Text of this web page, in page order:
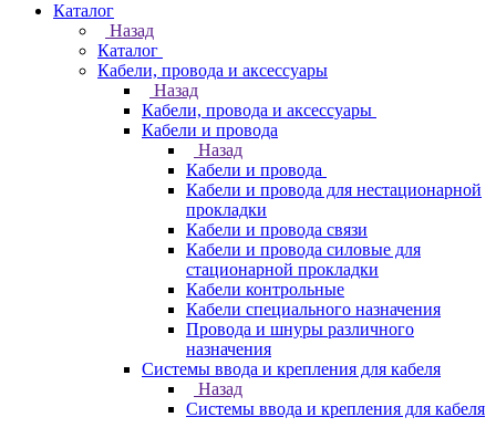
Каталог
Назад
Каталог
Кабели, провода и аксессуары
Назад
Кабели, провода и аксессуары
Кабели и провода
Назад
Кабели и провода
Кабели и провода для нестационарной
прокладки
Кабели и провода связи
Кабели и провода силовые для
стационарной прокладки
Кабели контрольные
Кабели специального назначения
Провода и шнуры различного
назначения
Системы ввода и крепления для кабеля
Назад
Системы ввода и крепления для кабеля